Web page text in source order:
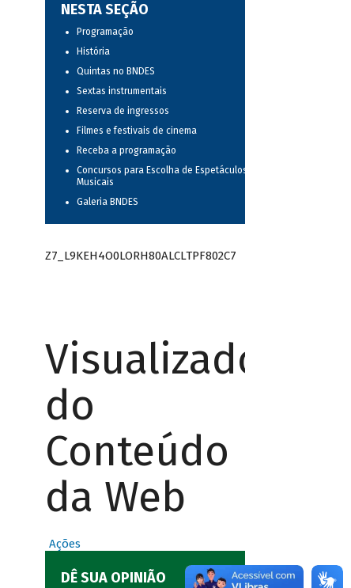
NESTA SEÇÃO
Programação
História
Quintas no BNDES
Sextas instrumentais
Reserva de ingressos
Filmes e festivais de cinema
Receba a programação
Concursos para Escolha de Espetáculos
Musicais
Galeria BNDES
Z7_L9KEH4O0LORH80ALCLTPF802C7
Visualizador
do
Conteúdo
da Web
Ações
DÊ SUA OPINIÃO